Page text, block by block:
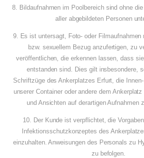
8. Bildaufnahmen im Poolbereich sind ohne
aller abgebildeten Personen
9. Es ist untersagt, Foto- oder Filmaufnahmen
bzw. sexuellem Bezug anzufertigen, zu
veröffentlichen, die erkennen lassen, dass
entstanden sind. Dies gilt insbesondere,
Schriftzüge des Ankerplatzes Erfurt, die
unserer Container oder andere dem
und Ansichten auf derartigen Aufnahmen
10. Der Kunde ist verpflichtet, die
Infektionsschutzkonzeptes des
einzuhalten. Anweisungen des Personals zu
zu befolgen.